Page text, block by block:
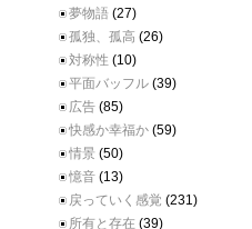
夢物語 (27)
孤独、孤高 (26)
対称性 (10)
平面バッフル (39)
広告 (85)
快感か幸福か (59)
情景 (50)
憶音 (13)
戻っていく感覚 (231)
所有と存在 (39)